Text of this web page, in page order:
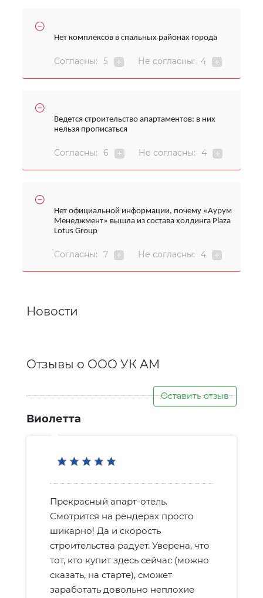
Нет комплексов в спальных районах города
Согласны: 5 Не согласны: 4
Ведется строительство апартаментов: в них
нельзя прописаться
Согласны: 6 Не согласны: 4
Нет официальной информации, почему «Аурум
Менеджмент» вышла из состава холдинга Plaza
Lotus Group
Согласны: 7 Не согласны: 4
Новости
Отзывы о ООО УК АМ
Оставить отзыв
Виолетта
Прекрасный апарт-отель.
Смотрится на рендерах просто
шикарно! Да и скорость
строительства радует. Уверена, что
тот, кто купит здесь сейчас (можно
сказать, на старте), сможет
заработать довольно неплохие